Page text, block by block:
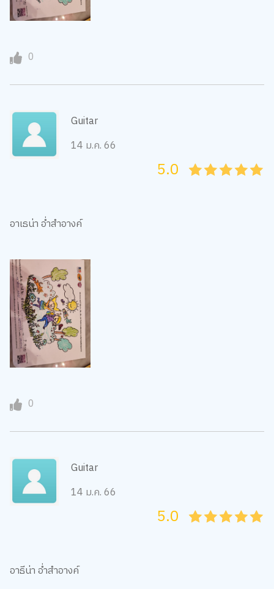
0
Guitar
14 ม.ค. 66
45
4
35
3
25
2
15
1
05
5.0
อาเธน่า อ่ำสำอางค์
0
Guitar
14 ม.ค. 66
45
4
35
3
25
2
15
1
05
5.0
อาธีน่า อ่ำสำอางค์